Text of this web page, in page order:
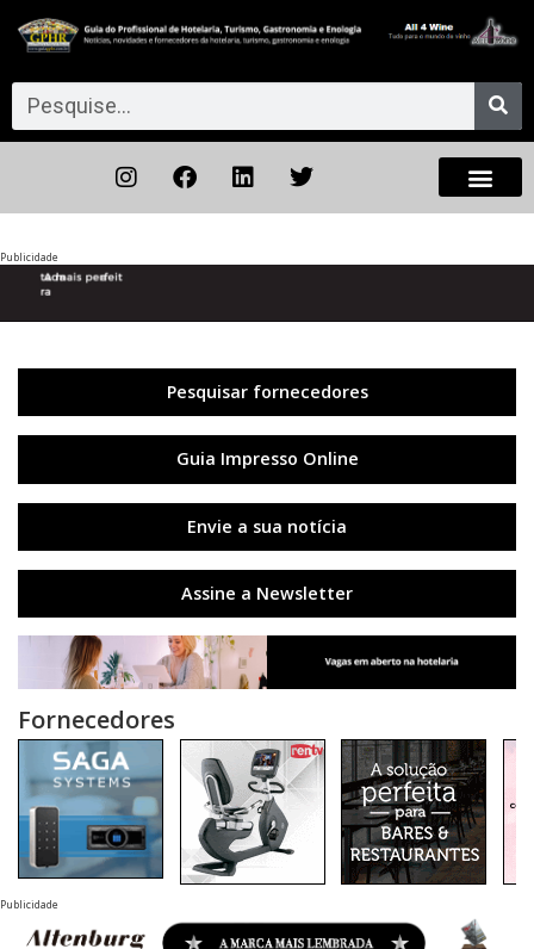
Publicidade
Pesquisar fornecedores
Guia Impresso Online
Envie a sua notícia
Assine a Newsletter
Fornecedores
Publicidade